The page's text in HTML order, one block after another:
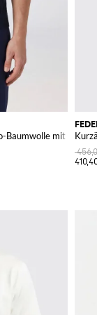
Baumwolle mit